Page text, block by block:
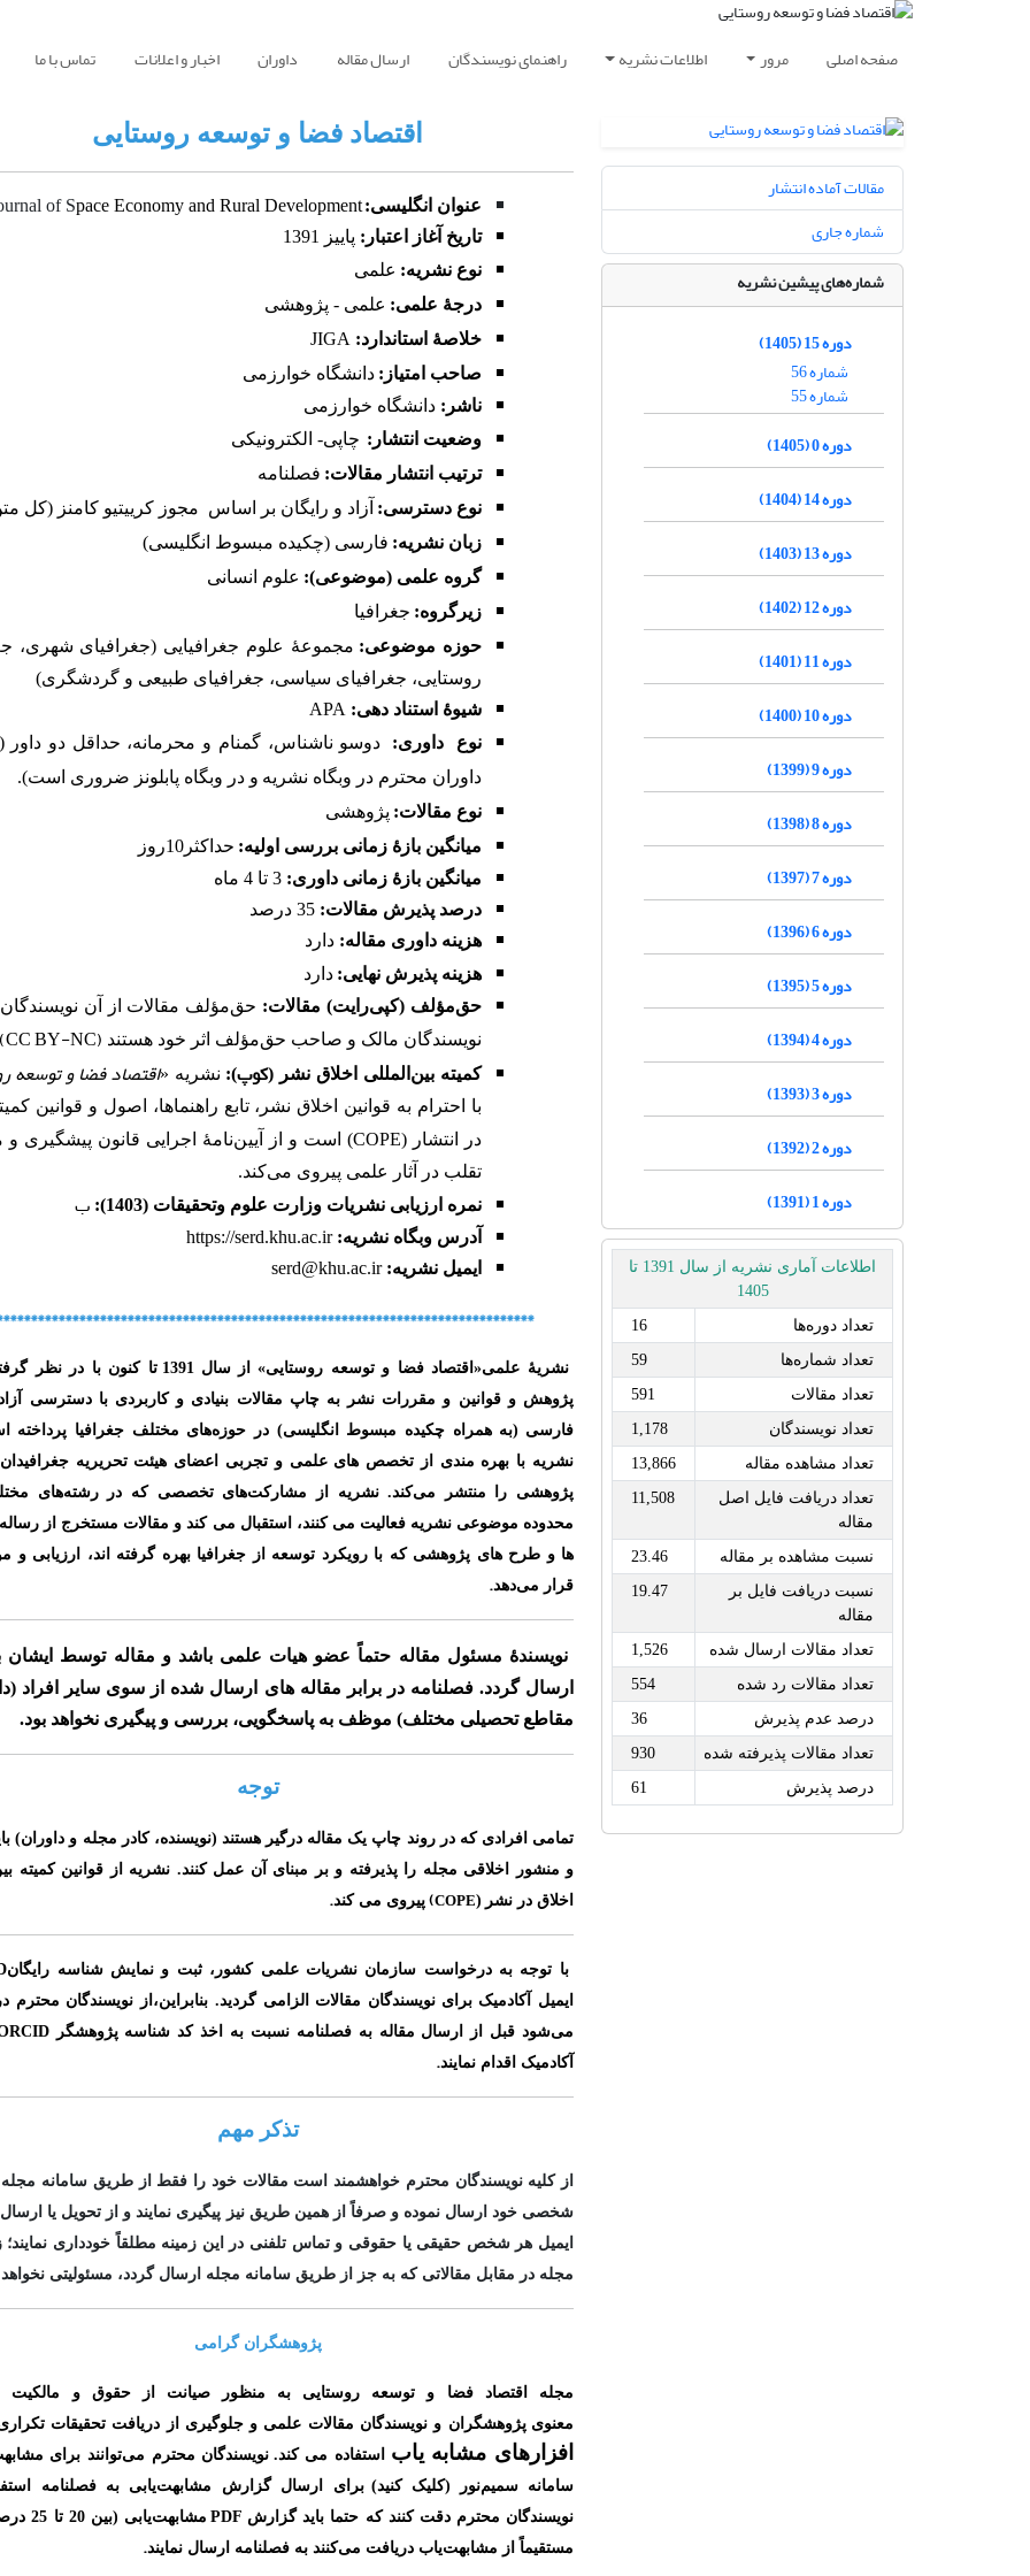
صفحه اصلی مرور اطلاعات نشریه راهنمای نویسندگان ارسال مقاله داوران اخبار و اعلانات تماس با ما
مقالات آماده انتشار
شماره جاری
شماره‌های پیشین نشریه
دوره 15 (1405)
شماره 56
شماره 55
دوره 0 (1405)
دوره 14 (1404)
دوره 13 (1403)
دوره 12 (1402)
دوره 11 (1401)
دوره 10 (1400)
دوره 9 (1399)
دوره 8 (1398)
دوره 7 (1397)
دوره 6 (1396)
دوره 5 (1395)
دوره 4 (1394)
دوره 3 (1393)
دوره 2 (1392)
دوره 1 (1391)
اطلاعات آماری نشریه از سال 1391 تا
1405
تعداد دوره‌ها
16
تعداد شماره‌ها
59
تعداد مقالات
591
تعداد نویسندگان
1,178
تعداد مشاهده مقاله
13,866
تعداد دریافت فایل اصل
مقاله
11,508
نسبت مشاهده بر مقاله
23.46
نسبت دریافت فایل بر
مقاله
19.47
تعداد مقالات ارسال شده
1,526
تعداد مقالات رد شده
554
درصد عدم پذیرش
36
تعداد مقالات پذیرفته شده
930
درصد پذیرش
61
اقتصاد فضا و توسعه روستایی
عنوان انگلیسی: of Space Economy and Rural Development
تاریخ آغاز اعتبار: پاییز 1391
نوع نشریه: علمی
درجۀ علمی: علمی - پژوهشی
خلاصۀ استاندارد: JIGA
صاحب امتیاز: دانشگاه خوارزمی
ناشر: دانشگاه خوارزمی
وضعیت انتشار: چاپی- الکترونیکی
ترتیب انتشار مقالات: فصلنامه
نوع دسترسی: آزاد و رایگان بر اساس مجوز کرییتیو کامنز (کل
زبان نشریه: فارسی (چکیده مبسوط انگلیسی)
گروه علمی (موضوعی): علوم انسانی
زیرگروه: جغرافیا
حوزه موضوعی: مجموعۀ علوم جغرافیایی (جغرافیای شهری،
روستایی، جغرافیای سیاسی، جغرافیای طبیعی و گردشگری)
شیوۀ استناد دهی: APA
نوع
داوری:
دوسو ناشناس، گمنام و محرمانه، حداقل دو داور
داوران محترم در وبگاه نشریه و در وبگاه پابلونز ضروری است).
نوع مقالات: پژوهشی
میانگین بازۀ زمانی بررسی اولیه: حداکثر10روز
میانگین بازۀ زمانی داوری: 3 تا 4 ماه
درصد پذیرش مقالات: 35 درصد
هزینه داوری مقاله: دارد
هزینه پذیرش نهایی: دارد
حق‌مؤلف (کپی‌رایت) مقالات: حق‌مؤلف مقالات از آن
نویسندگان مالک و صاحب حق‌مؤلف اثر خود هستند (
CC BY-NC
کمیته بین‌المللی اخلاق نشر (کوپ): نشریه «اقتصاد فضا و توسعه
با احترام به قوانین اخلاق نشر، تابع راهنماها، اصول و قوانین
در انتشار (COPE) است و از آیین‌نامۀ اجرایی قانون پیشگیری و
تقلب در آثار علمی پیروی می‌کند.
نمره ارزیابی نشریات وزارت علوم وتحقیقات (1403):
ب
آدرس وبگاه نشریه:
https://serd.khu.ac.ir
ایمیل نشریه:serd@khu.ac.ir
نشریۀ علمی«اقتصاد فضا و توسعه روستایی»از سال 1391 تا کنون با در نظر
پژوهش و قوانین و مقررات نشر به چاپ مقالات بنیادی و کاربردی با دسترسی
فارسی (به همراه چکیده مبسوط انگلیسی) در حوزه‌های مختلف جغرافیا پرداخته
نشریه با بهره مندی از تخصص های علمی و تجربی اعضای هیئت تحریریه
پژوهشی را منتشر می‌کند. نشریه از مشارکت‌های تخصصی که در رشته‌های
محدوده موضوعی نشریه فعالیت می کنند، استقبال می کند و مقالات مستخرج از رساله
ها و طرح های پژوهشی که با رویکرد توسعه از جغرافیا بهره گرفته اند، ارزیابی و
قرار می‌دهد.
نویسندۀ مسئول مقاله حتماً عضو هیات علمی باشد و مقاله توسط ایشان
ارسال گردد. فصلنامه در برابر مقاله های ارسال شده از سوی سایر افراد
مقاطع تحصیلی مختلف) موظف به پاسخگویی، بررسی و پیگیری نخواهد بود.
توجه
تمامی افرادی که در روند چاپ یک مقاله درگیر هستند (نویسنده، کادر مجله و داوران)
و منشور اخلاقی مجله را پذیرفته و بر مبنای آن عمل کنند. نشریه از قوانین کمیته
اخلاق در نشر (
(COPE پیروی می کند.
با توجه به درخواست سازمان نشریات علمی کشور، ثبت و نمایش شناسه رایگان
ایمیل آکادمیک برای نویسندگان مقالات الزامی گردید. بنابراین،از نویسندگان
می‌شود قبل از ارسال مقاله به فصلنامه نسبت به اخذ کد شناسه پژوهشگر
آکادمیک اقدام نمایند.
تذکر مهم
از کلیه نویسندگان محترم خواهشمند است مقالات خود را فقط از طریق سامانه
شخصی خود ارسال نموده و صرفاً از همین طریق نیز پیگیری نمایند و از تحویل یا ارسال
ایمیل هر شخص حقیقی یا حقوقی و تماس تلفنی در این زمینه مطلقاً خودداری نمایند؛
مجله در مقابل مقالاتی که به جز از طریق سامانه مجله ارسال گردد، مسئولیتی
پژوهشگران گرامی
مجله اقتصاد فضا و توسعه روستایی به منظور صیانت از حقوق و
معنوی پژوهشگران و نویسندگان مقالات علمی و جلوگیری از دریافت تحقیقات
افزارهای مشابه یاب استفاده می کند. نویسندگان محترم می‌توانند برای
سامانه سمیم‌نور
(کلیک کنید) برای ارسال گزارش مشابهت‌یابی به فصلنامه
نویسندگان محترم دقت کنند که حتما باید گزارش PDF مشابهت‌یابی (بین 20 تا 25 درصد
مستقیماً از مشابهت‌یاب دریافت می‌‌کنند به فصلنامه ارسال نمایند.